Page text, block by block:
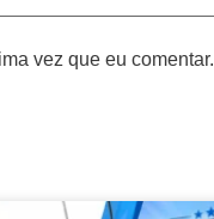
vez que eu comentar.